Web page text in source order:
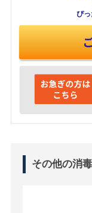
ぴ
その他の消